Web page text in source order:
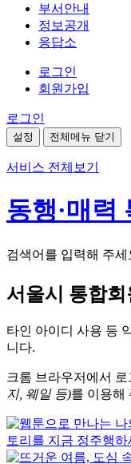
부서안내
정보공개
응답소
로그인
회원가입
로그인
설정 전체메뉴 닫기
서비스 전체보기
동행·매력
검색어를 입력해 주세
서울시 통합회
타인 아이디 사용 등
니다.
크롬 브라우저에서
지, 웨일 등)를 이용해